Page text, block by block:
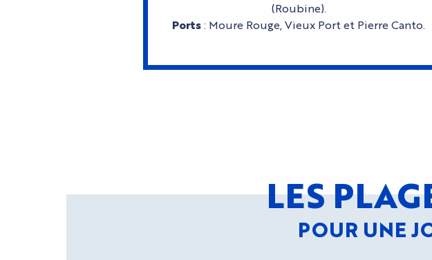
(Roubine).
Ports: Moure Rouge, Vieux Port et Pierre Canto.
LES
POUR UNE